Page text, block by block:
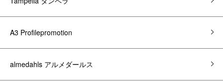
A3 Profilepromotion
almedahls アルメダールス